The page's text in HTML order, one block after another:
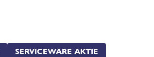
SERVICEWARE AKTIE